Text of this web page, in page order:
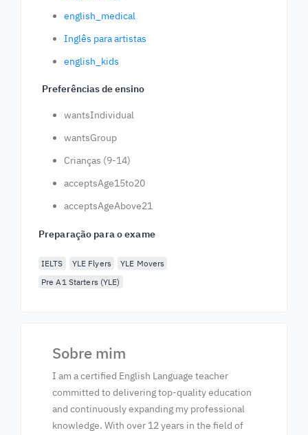
english_medical
Inglês para artistas
english_kids
Preferências de ensino
wantsIndividual
wantsGroup
Crianças (9-14)
acceptsAge15to20
acceptsAgeAbove21
Preparação para o exame
IELTS YLE Flyers
YLE Movers
Pre A1 Starters (YLE)
Sobre mim
I am a certified English Language teacher
committed to delivering top-quality education
and continuously expanding my professional
knowledge. With over 12 years in the field of